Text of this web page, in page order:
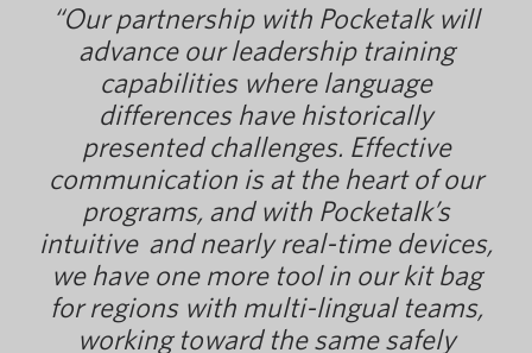
“Our partnership with Pocketalk will
advance our leadership training
capabilities where language
differences have historically
presented challenges. Effective
communication is at the heart of our
programs, and with Pocketalk’s
intuitive and nearly real-time devices,
we have one more tool in our kit bag
for regions with multi-lingual teams,
working toward the same safely